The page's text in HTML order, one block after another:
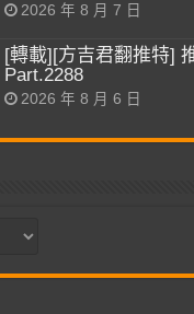
2026 年 8 月 7 日
[轉載][方吉君翻推特]
Part.2288
2026 年 8 月 6 日